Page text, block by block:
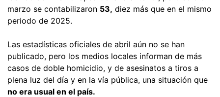
marzo se contabilizaron 53, diez más que en el mismo
periodo de 2025.
Las estadísticas oficiales de abril aún no se han
publicado, pero los medios locales informan de más
casos de doble homicidio, y de asesinatos a tiros a
plena luz del día y en la vía pública, una situación que
no era usual en el país.